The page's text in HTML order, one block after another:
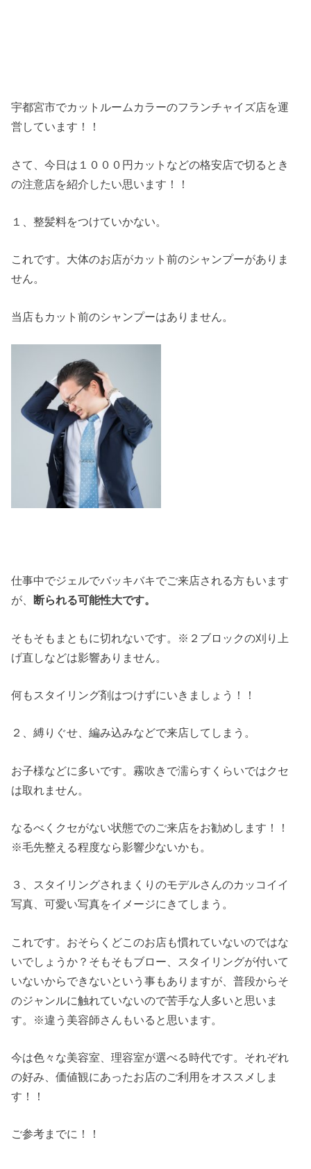
宇都宮市でカットルームカラーのフランチャイズ店を運
営しています！！
さて、今日は１０００円カットなどの格安店で切るとき
の注意店を紹介したい思います！！
１、整髪料をつけていかない。
これです。大体のお店がカット前のシャンプーがありま
せん。
当店もカット前のシャンプーはありません。
仕事中でジェルでバッキバキでご来店される方もいます
が、 断られる可能性大です。
そもそもまともに切れないです。※２ブロックの刈り上
げ直しなどは影響ありません。
何もスタイリング剤はつけずにいきましょう！！
２、縛りぐせ、編み込みなどで来店してしまう。
お子様などに多いです。霧吹きで濡らすくらいではクセ
は取れません。
なるべくクセがない状態でのご来店をお勧めします！！
※毛先整える程度なら影響少ないかも。
３、スタイリングされまくりのモデルさんのカッコイイ
写真、可愛い写真をイメージにきてしまう。
これです。おそらくどこのお店も慣れていないのではな
いでしょうか？そもそもブロー、スタイリングが付いて
いないからできないという事もありますが、普段からそ
のジャンルに触れていないので苦手な人多いと思いま
す。※違う美容師さんもいると思います。
今は色々な美容室、理容室が選べる時代です。それぞれ
の好み、価値観にあったお店のご利用をオススメしま
す！！
ご参考までに！！